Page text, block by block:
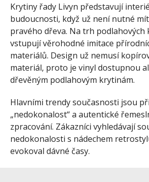
Krytiny řady Livyn představují
budoucnosti, když už není nutné
pravého dřeva. Na trh
vstupují věrohodné imitace
materiálů. Design už nemusí
materiál, proto je vinyl dostupnou
dřevěným podlahovým krytinám.
Hlavními trendy současnosti jsou
„nedokonalost“ a autentické
zpracování. Zákazníci vyhledávají
nedokonalosti s nádechem
evokoval dávné časy.